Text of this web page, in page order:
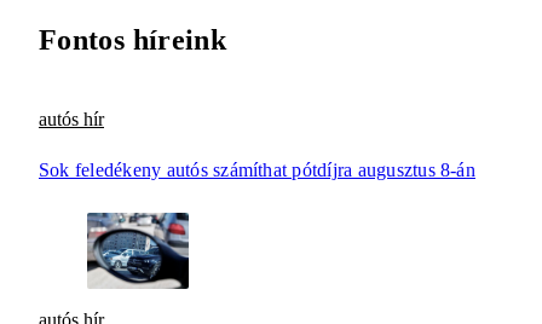
Fontos híreink
autós hír
Sok feledékeny autós számíthat pótdíjra augusztus 8-án
autós hír